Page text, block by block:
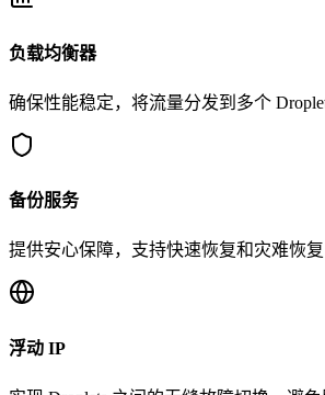
负载均衡器
确保性能稳定，将流量分发到多个
备份服务
提供安心保障，支持快速恢复和灾难恢复
浮动 IP